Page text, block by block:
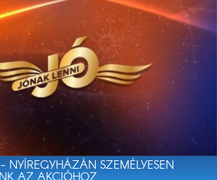
NYÍREGYHÁZÁN SZEMÉLYESEN